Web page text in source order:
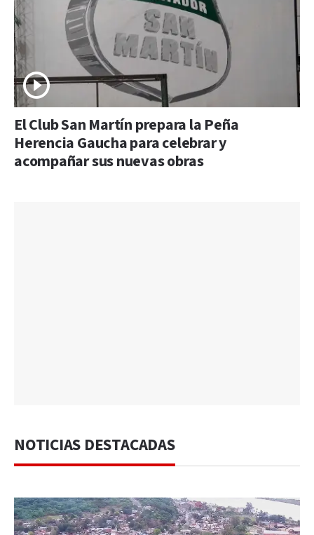
El Club San Martín prepara la Peña
Herencia Gaucha para celebrar y
acompañar sus nuevas obras
NOTICIAS DESTACADAS